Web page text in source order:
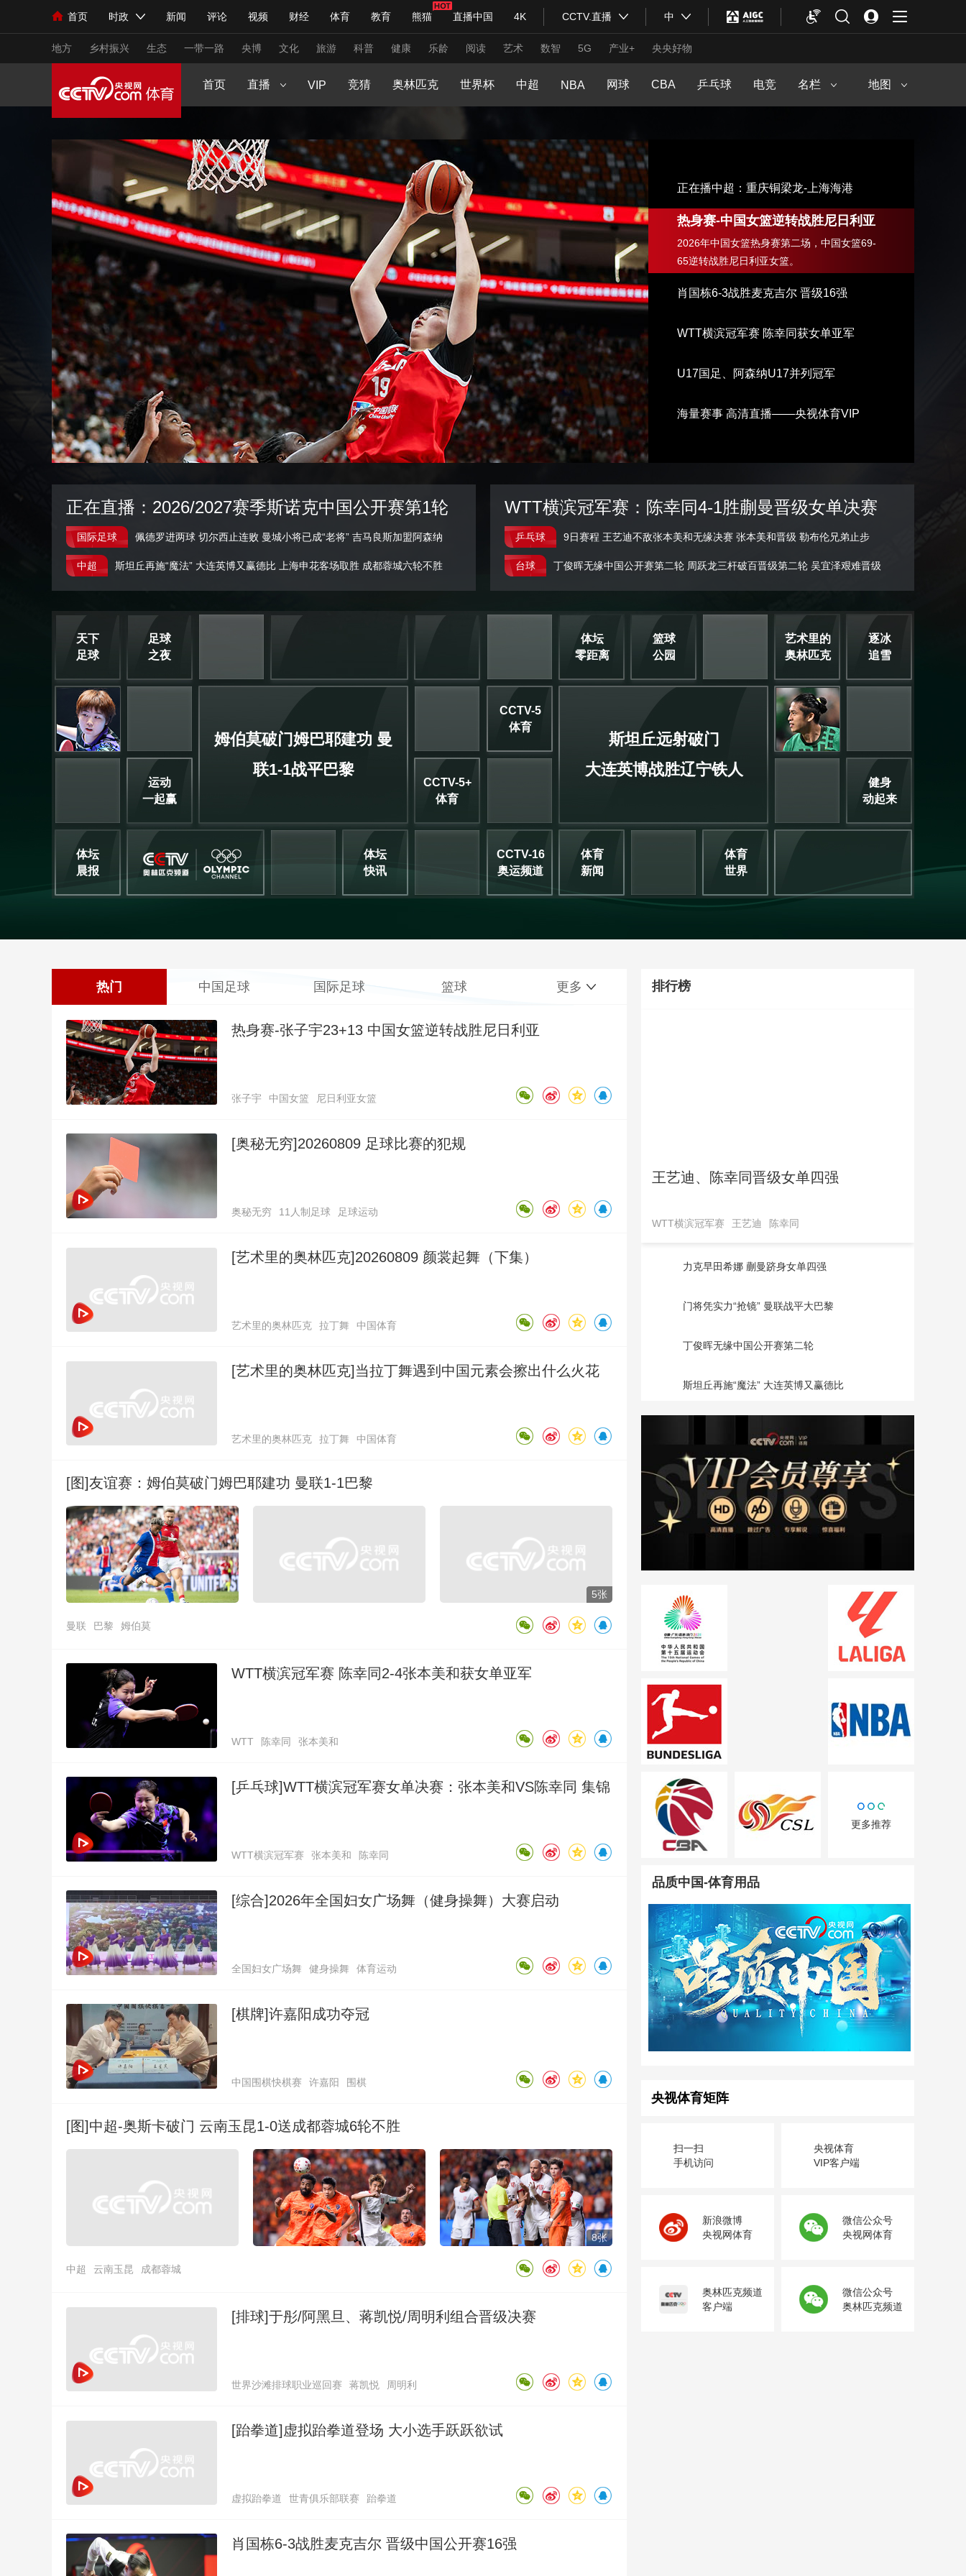
首页 时政 新闻 评论 视频 财经 体育 教育 熊猫 直播中国 4K CCTV.直播 中
人民领袖习近平 联播+ 中国领导人 央视快评 习式妙语 热解读 天天学习
直播 栏目大全 节目单 听音 微视频 主持人 下载央视影音
海外频道 iPanda English Монгол
地方 乡村振兴 生态 一带一路 央博 文化 旅游 科普 健康 乐龄 阅读 艺术 数智 5G 产业+ 央央好物
总台春晚 网络春晚
国际 评论 经济 军事 科技 文娱 人物 图片
人民领袖习近平 联播+ 热解读 天天学习 习式妙语 央视快评 央视网评 光华锐评 锋面
视频 小央视频 小央直播 直播中国 熊猫频道 VR/AR 4K专区 全景新闻
前线 比划 快看 蓝海中国 新兵请入列 人生第一次 人生第二次
体育 直播 竞猜 2026年世界杯 2026年冬奥会 CBA NBA 中超 国足 国际足球 网球 综合体育
VIP会员 CCTV奥林匹克频道 生活体育大会 体育江湖 文化体育 冰雪道路
财经 教育 乡村振兴 生态环境 一带一路 央博 非遗 文化 旅游 科普 健康 乐龄 阅读
大国智造 大国展会 大国保险 云顶对话 云起 超级工厂 智敬中国 全民健康 颜选攻略 海洋 天气 才艺 网展 央央好物
CCTV.节目官网 直播 节目单 栏目 片库 热播榜 总台企业白名单
首页 直播 VIP 竞猜 奥林匹克 世界杯 中超 NBA 网球 CBA 乒乓球 电竞 名栏 地图
CCTV5+
CCTV16
节目单
足球之夜
冠军欧洲
健身动起来
生活体育大会 健康生活实验室 2025来跑新征程 大咖陪你看
文化体育
文旅体育 体育产业发展 马拉松频道 中华体育文化
正在播中超：重庆铜梁龙-上海海港
热身赛-中国女篮逆转战胜尼日利亚
2026年中国女篮热身赛第二场，中国女篮69-
65逆转战胜尼日利亚女篮。
肖国栋6-3战胜麦克吉尔 晋级16强
WTT横滨冠军赛 陈幸同获女单亚军
U17国足、阿森纳U17并列冠军
海量赛事 高清直播——央视体育VIP
正在直播：2026/2027赛季斯诺克中国公开赛第1轮
国际足球 佩德罗进两球 切尔西止连败 曼城小将已成“老将” 吉马良斯加盟阿森纳
中超 斯坦丘再施“魔法” 大连英博又赢德比 上海申花客场取胜 成都蓉城六轮不胜
WTT横滨冠军赛：陈幸同4-1胜蒯曼晋级女单决赛
乒乓球 9日赛程 王艺迪不敌张本美和无缘决赛 张本美和晋级 勒布伦兄弟止步
台球 丁俊晖无缘中国公开赛第二轮 周跃龙三杆破百晋级第二轮 吴宜泽艰难晋级
天下
足球
足球
之夜
体坛
零距离
篮球
公园
艺术里的
奥林匹克
逐冰
追雪
运动
一起赢
健身
动起来
体坛
晨报
体坛
快讯
体育
新闻
体育
世界
CCTV-16
奥运频道
CCTV-5
体育
CCTV-5+
体育
姆伯莫破门姆巴耶建功 曼
联1-1战平巴黎
斯坦丘远射破门
大连英博战胜辽宁铁人
热门 中国足球 国际足球 篮球 更多
热身赛-张子宇23+13 中国女篮逆转战胜尼日利亚
张子宇 中国女篮 尼日利亚女篮
[奥秘无穷]20260809 足球比赛的犯规
奥秘无穷 11人制足球 足球运动
[艺术里的奥林匹克]20260809 颜裳起舞（下集）
艺术里的奥林匹克 拉丁舞 中国体育
[艺术里的奥林匹克]当拉丁舞遇到中国元素会擦出什么火花
艺术里的奥林匹克 拉丁舞 中国体育
[图]友谊赛：姆伯莫破门姆巴耶建功 曼联1-1巴黎
5张
曼联 巴黎 姆伯莫
WTT横滨冠军赛 陈幸同2-4张本美和获女单亚军
WTT 陈幸同 张本美和
[乒乓球]WTT横滨冠军赛女单决赛：张本美和VS陈幸同 集锦
WTT横滨冠军赛 张本美和 陈幸同
[综合]2026年全国妇女广场舞（健身操舞）大赛启动
全国妇女广场舞 健身操舞 体育运动
[棋牌]许嘉阳成功夺冠
中国围棋快棋赛 许嘉阳 围棋
[图]中超-奥斯卡破门 云南玉昆1-0送成都蓉城6轮不胜
8张
中超 云南玉昆 成都蓉城
[排球]于彤/阿黑旦、蒋凯悦/周明利组合晋级决赛
世界沙滩排球职业巡回赛 蒋凯悦 周明利
[跆拳道]虚拟跆拳道登场 大小选手跃跃欲试
虚拟跆拳道 世青俱乐部联赛 跆拳道
肖国栋6-3战胜麦克吉尔 晋级中国公开赛16强
排行榜
王艺迪、陈幸同晋级女单四强
WTT横滨冠军赛 王艺迪 陈幸同
力克早田希娜 蒯曼跻身女单四强
门将凭实力“抢镜” 曼联战平大巴黎
丁俊晖无缘中国公开赛第二轮
斯坦丘再施“魔法” 大连英博又赢德比
更多推荐
品质中国-体育用品
央视体育矩阵
扫一扫
手机访问
央视体育
VIP客户端
新浪微博
央视网体育
微信公众号
央视网体育
奥林匹克频道
客户端
微信公众号
奥林匹克频道